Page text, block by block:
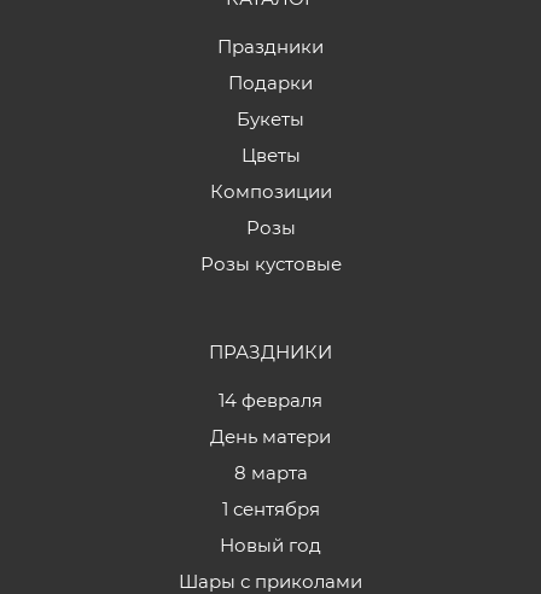
Праздники
Подарки
Букеты
Цветы
Композиции
Розы
Розы кустовые
ПРАЗДНИКИ
14 февраля
День матери
8 марта
1 сентября
Новый год
Шары с приколами